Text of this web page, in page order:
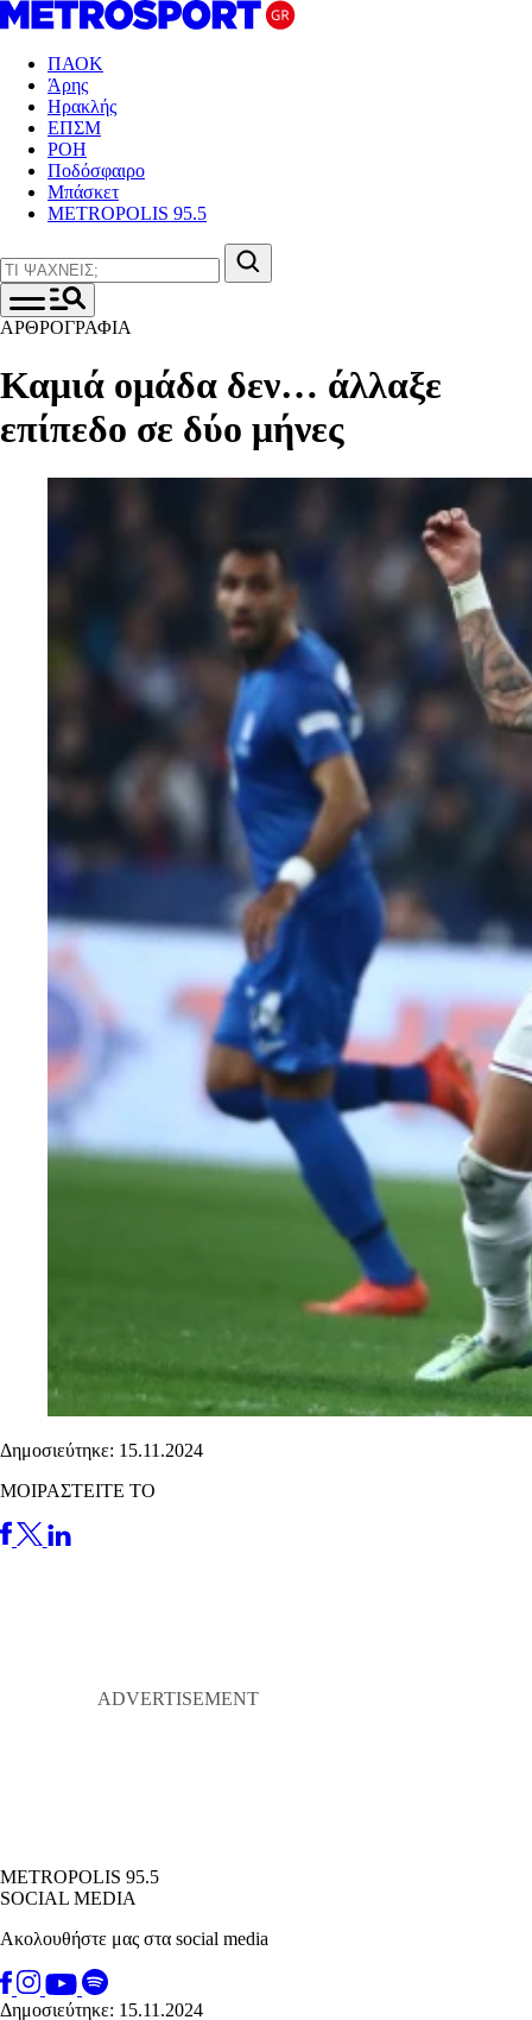
ΠΑΟΚ
Άρης
Ηρακλής
ΕΠΣΜ
ΡΟΗ
Ποδόσφαιρο
Μπάσκετ
METROPOLIS 95.5
ΑΡΘΡΟΓΡΑΦΙΑ
Καμιά ομάδα δεν… άλλαξε
επίπεδο σε δύο μήνες
Δημοσιεύτηκε: 15.11.2024
ΜΟΙΡΑΣΤΕΙΤΕ ΤΟ
METROPOLIS 95.5
SOCIAL MEDIA
Ακολουθήστε μας στα social media
Δημοσιεύτηκε: 15.11.2024